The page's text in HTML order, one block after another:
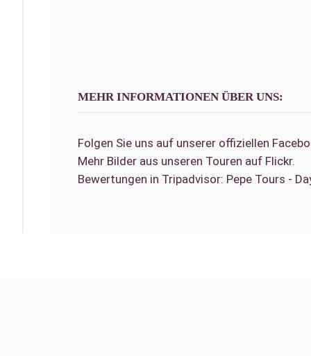
MEHR INFORMATIONEN ÜBER UNS:
Folgen Sie uns auf unserer offiziellen
Mehr Bilder aus unseren Touren auf Flickr.
Bewertungen in Tripadvisor: Pepe Tours -